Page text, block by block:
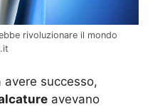
rivoluzionare il mondo
successo,
avevano